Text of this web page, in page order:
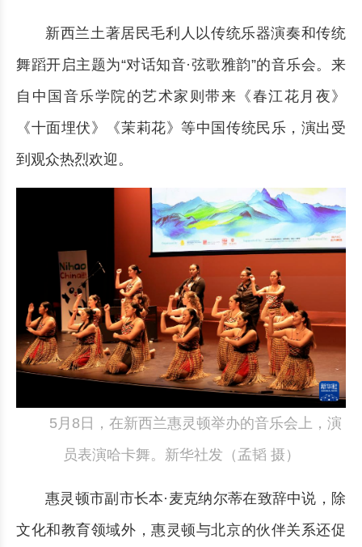
新西兰土著居民毛利人以传统乐器演奏和传统
舞蹈开启主题为“对话知音·弦歌雅韵”的音乐会。来
自中国音乐学院的艺术家则带来《春江花月夜》
《十面埋伏》《茉莉花》等中国传统民乐，演出受
到观众热烈欢迎。
5月8日，在新西兰惠灵顿举办的音乐会上，演
员表演哈卡舞。新华社发（孟韬 摄）
惠灵顿市副市长本·麦克纳尔蒂在致辞中说，除
文化和教育领域外，惠灵顿与北京的伙伴关系还促